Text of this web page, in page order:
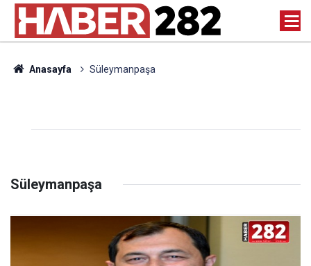
Anasayfa Süleymanpaşa
Süleymanpaşa